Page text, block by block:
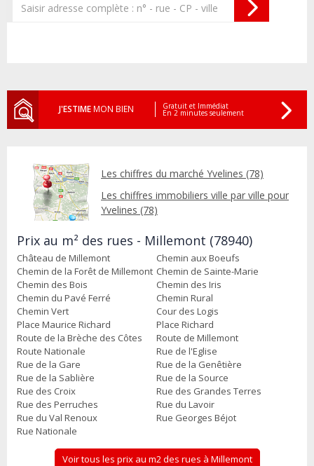
J'ESTIMEMON BIEN Gratuit et Immédiat
En 2 minutes seulement
Les chiffres du marché Yvelines (78)
Les chiffres immobiliers ville par ville pour
Yvelines (78)
Prix au m² des rues - Millemont (78940)
Château de Millemont
Chemin aux Boeufs
Chemin de la Forêt de Millemont Chemin de Sainte-Marie
Chemin des Bois
Chemin des Iris
Chemin du Pavé Ferré
Chemin Rural
Chemin Vert
Cour des Logis
Place Maurice Richard
Place Richard
Route de la Brèche des Côtes
Route de Millemont
Route Nationale
Rue de l'Eglise
Rue de la Gare
Rue de la Genêtière
Rue de la Sablière
Rue de la Source
Rue des Croix
Rue des Grandes Terres
Rue des Perruches
Rue du Lavoir
Rue du Val Renoux
Rue Georges Béjot
Rue Nationale
Voir tous les prix au m2 des rues à Millemont